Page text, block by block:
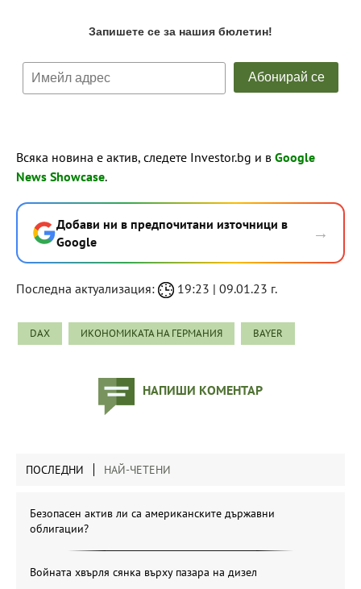
Всяка новина е актив, следете Investor.bg и в Google
News Showcase.
Добави ни в предпочитани източници в
Google
→
Последна актуализация: 19:23 | 09.01.23 г.
DAX ИКОНОМИКАТА НА ГЕРМАНИЯ BAYER
НАПИШИ КОМЕНТАР
ПОСЛЕДНИ НАЙ-ЧЕТЕНИ
Безопасен актив ли са американските държавни
облигации?
Войната хвърля сянка върху пазара на дизел